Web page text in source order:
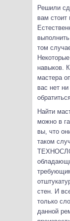
Решили
вам стоит
том
навыков.
мастера
вас нет
Найти
можно в
вы, что
таком
стен. И
только
данной